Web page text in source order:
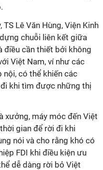
TS Lê Văn Hùng, Viện Kinh
chuỗi liên kết giữa
điều cần thiết bởi không
Việt Nam, ví như các
nội, có thể khiến các
khi tìm được những thị
xưởng, máy móc đến Việt
gian để rời đi khi
nói và cho rằng khó có
FDI khi điều kiện ưu
dễ dàng rời bỏ Việt